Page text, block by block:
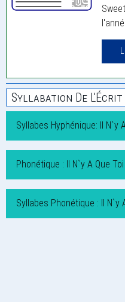
Syllabation De L'Écrit
Syllabes Hyphénique: Il N`y
Phonétique : Il N`y A Que Toi
Syllabes Phonétique : Il N`y